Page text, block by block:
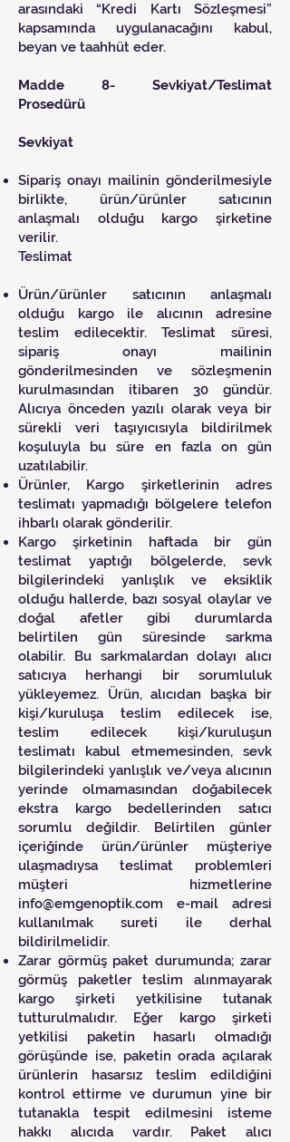
arasındaki “Kredi Kartı Sözleşmesi”
kapsamında uygulanacağını kabul,
beyan ve taahhüt eder.
Madde 8- Sevkiyat/Teslimat
Prosedürü
Sevkiyat
Sipariş onayı mailinin gönderilmesiyle
birlikte, ürün/ürünler satıcının
anlaşmalı olduğu kargo şirketine
verilir.
Teslimat
Ürün/ürünler satıcının anlaşmalı
olduğu kargo ile alıcının adresine
teslim edilecektir. Teslimat süresi,
sipariş onayı mailinin
gönderilmesinden ve sözleşmenin
kurulmasından itibaren 30 gündür.
Alıcıya önceden yazılı olarak veya bir
sürekli veri taşıyıcısıyla bildirilmek
koşuluyla bu süre en fazla on gün
uzatılabilir.
Ürünler, Kargo şirketlerinin adres
teslimatı yapmadığı bölgelere telefon
ihbarlı olarak gönderilir.
Kargo şirketinin haftada bir gün
teslimat yaptığı bölgelerde, sevk
bilgilerindeki yanlışlık ve eksiklik
olduğu hallerde, bazı sosyal olaylar ve
doğal afetler gibi durumlarda
belirtilen gün süresinde sarkma
olabilir. Bu sarkmalardan dolayı alıcı
satıcıya herhangi bir sorumluluk
yükleyemez. Ürün, alıcıdan başka bir
kişi/kuruluşa teslim edilecek ise,
teslim edilecek kişi/kuruluşun
teslimatı kabul etmemesinden, sevk
bilgilerindeki yanlışlık ve/veya alıcının
yerinde olmamasından doğabilecek
ekstra kargo bedellerinden satıcı
sorumlu değildir. Belirtilen günler
içeriğinde ürün/ürünler müşteriye
ulaşmadıysa teslimat problemleri
müşteri hizmetlerine
info@emgenoptik.com e-mail adresi
kullanılmak sureti ile derhal
bildirilmelidir.
Zarar görmüş paket durumunda; zarar
görmüş paketler teslim alınmayarak
kargo şirketi yetkilisine tutanak
tutturulmalıdır. Eğer kargo şirketi
yetkilisi paketin hasarlı olmadığı
görüşünde ise, paketin orada açılarak
ürünlerin hasarsız teslim edildiğini
kontrol ettirme ve durumun yine bir
tutanakla tespit edilmesini isteme
hakkı alıcıda vardır. Paket alıcı